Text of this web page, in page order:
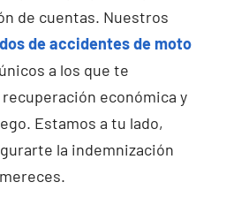
de cuentas. Nuestros
de accidentes de moto
a los que te
económica y
Estamos a tu lado,
la indemnización